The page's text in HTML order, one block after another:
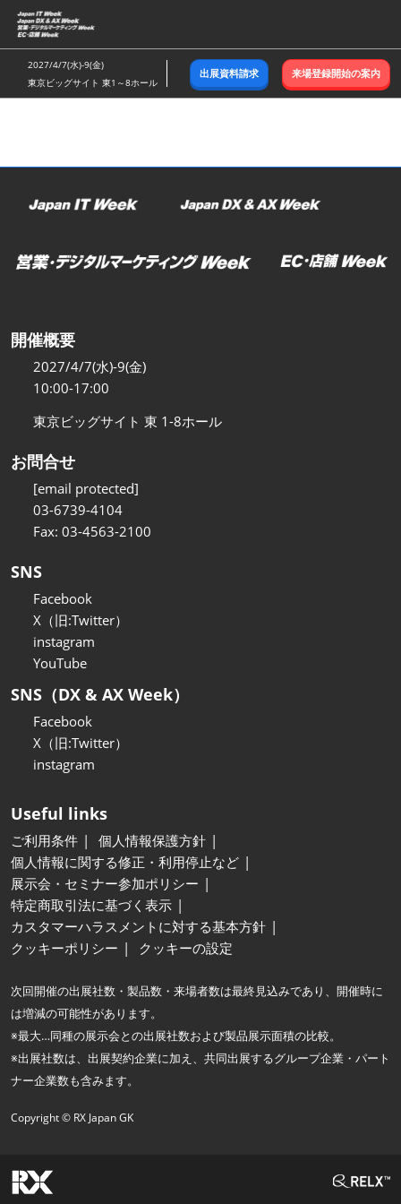
ス
キ
ッ
し
む
2027/4/7(水)-9(金)
東京ビッグサイト 東1～8ホール
出展資料請求 来場登録開始の案内
開催概要
2027/4/7(水)-9(金)
10:00-17:00
東京ビッグサイト 東 1-8ホール
お問合せ
[email protected]
03-6739-4104
Fax: 03-4563-2100
SNS
Facebook
X（旧:Twitter）
instagram
YouTube
SNS（DX & AX Week）
Facebook
X（旧:Twitter）
instagram
Useful links
ご利用条件
個人情報保護方針
個人情報に関する修正・利用停止など
展示会・セミナー参加ポリシー
特定商取引法に基づく表示
カスタマーハラスメントに対する基本方針
クッキーポリシー
クッキーの設定
次回開催の出展社数・製品数・来場者数は最終見込みであり、開催時に
は増減の可能性があります。
※最大…同種の展示会との出展社数および製品展示面積の比較。
※出展社数は、出展契約企業に加え、共同出展するグループ企業・パート
ナー企業数も含みます。
Copyright © RX Japan GK